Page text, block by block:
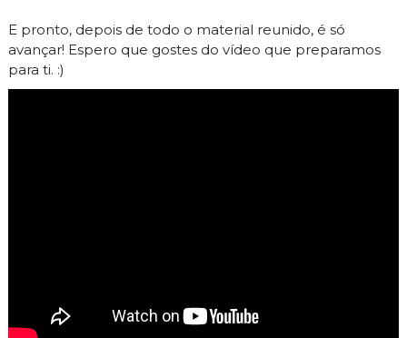
E pronto, depois de todo o material reunido, é só
avançar! Espero que gostes do vídeo que preparamos
para ti. :)